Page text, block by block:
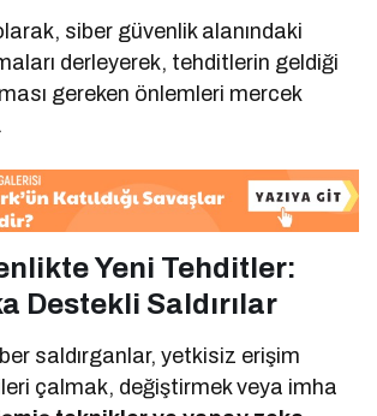
siber güvenlik alanındaki
derleyerek, tehditlerin geldiği
gereken önlemleri mercek
Yeni Tehditler:
Destekli Saldırılar
saldırganlar, yetkisiz erişim
çalmak, değiştirmek veya imha